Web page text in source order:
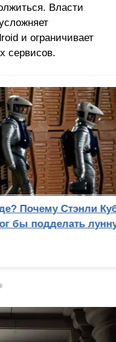
Власти
и ограничивает
сервисов.
Стэнли Кубрик
лунную